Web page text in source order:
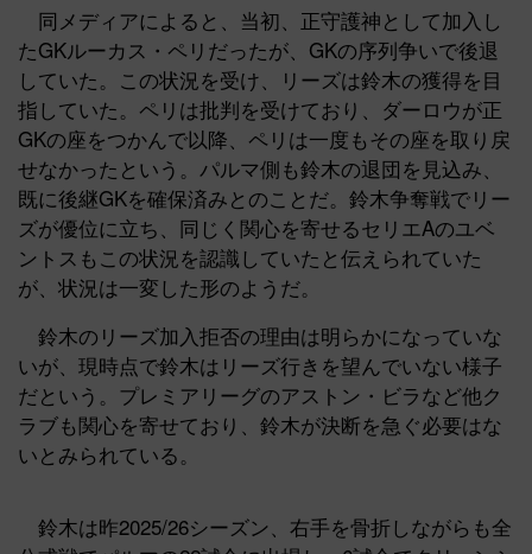
同メディアによると、当初、正守護神として加入し
たGKルーカス・ペリだったが、GKの序列争いで後退
していた。この状況を受け、リーズは鈴木の獲得を目
指していた。ペリは批判を受けており、ダーロウが正
GKの座をつかんで以降、ペリは一度もその座を取り戻
せなかったという。パルマ側も鈴木の退団を見込み、
既に後継GKを確保済みとのことだ。鈴木争奪戦でリー
ズが優位に立ち、同じく関心を寄せるセリエAのユベ
ントスもこの状況を認識していたと伝えられていた
が、状況は一変した形のようだ。
鈴木のリーズ加入拒否の理由は明らかになっていな
いが、現時点で鈴木はリーズ行きを望んでいない様子
だという。プレミアリーグのアストン・ビラなど他ク
ラブも関心を寄せており、鈴木が決断を急ぐ必要はな
いとみられている。
鈴木は昨2025/26シーズン、右手を骨折しながらも全